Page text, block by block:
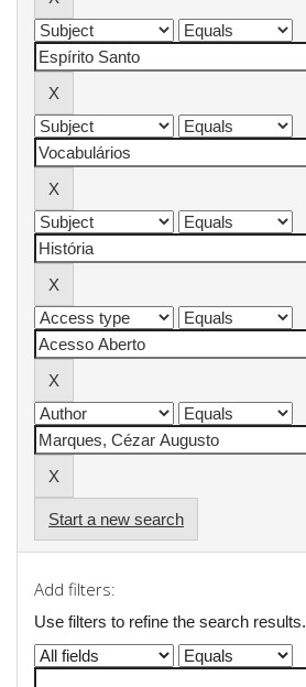
Start a new search
Add filters:
Use filters to refine the search results.